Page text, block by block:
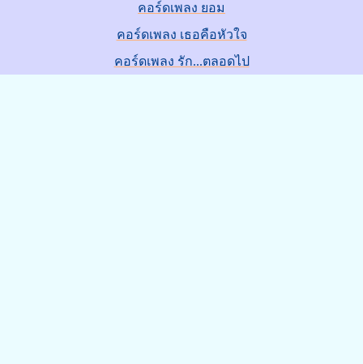
คอร์ดเพลง ยอม
คอร์ดเพลง เธอคือหัวใจ
คอร์ดเพลง รัก...ตลอดไป